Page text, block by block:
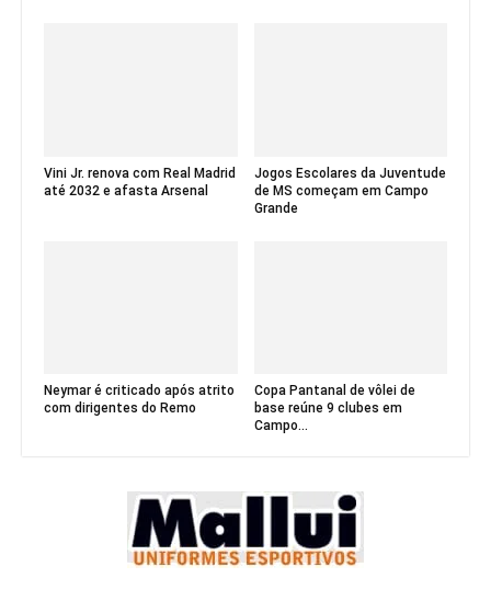
Vini Jr. renova com Real Madrid
até 2032 e afasta Arsenal
Jogos Escolares da Juventude
de MS começam em Campo
Grande
Neymar é criticado após atrito
com dirigentes do Remo
Copa Pantanal de vôlei de
base reúne 9 clubes em
Campo...